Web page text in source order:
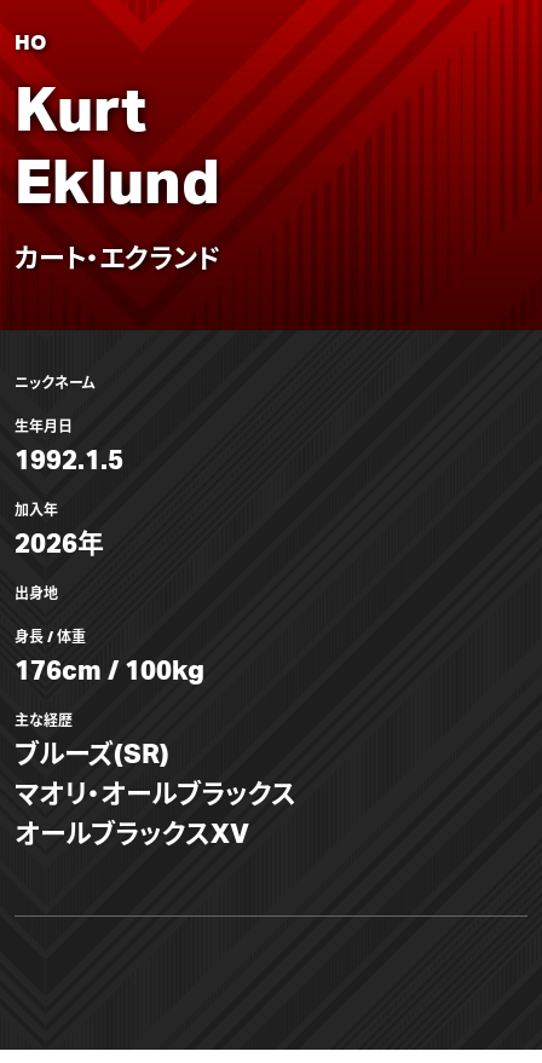
HO
Kurt
Eklund
カート・エクランド
ニックネーム
生年月日
1992.1.5
加入年
2026年
出身地
身長 / 体重
176cm / 100kg
主な経歴
ブルーズ(SR)
マオリ・オールブラックス
オールブラックスXV